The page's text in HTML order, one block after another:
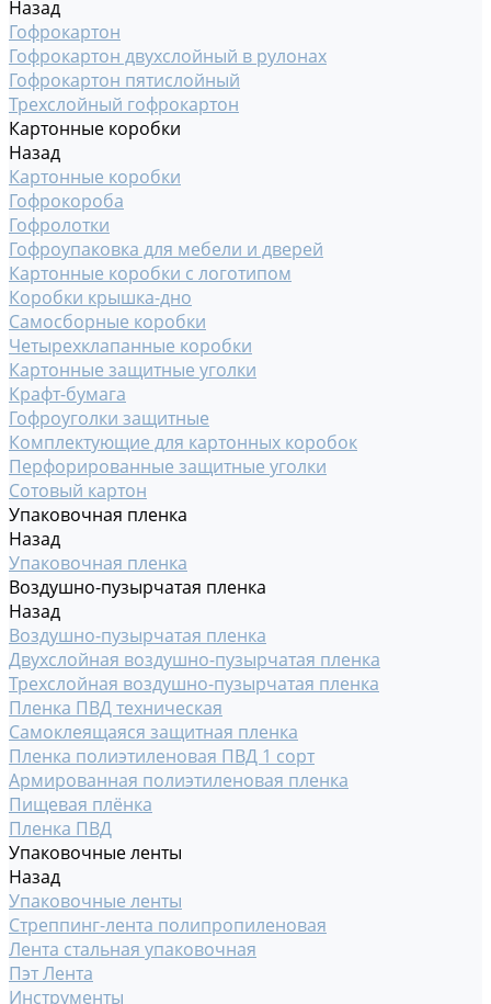
Назад
Гофрокартон
Гофрокартон двухслойный в рулонах
Гофрокартон пятислойный
Трехслойный гофрокартон
Картонные коробки
Назад
Картонные коробки
Гофрокороба
Гофролотки
Гофроупаковка для мебели и дверей
Картонные коробки с логотипом
Коробки крышка-дно
Самосборные коробки
Четырехклапанные коробки
Картонные защитные уголки
Крафт-бумага
Гофроуголки защитные
Комплектующие для картонных коробок
Перфорированные защитные уголки
Сотовый картон
Упаковочная пленка
Назад
Упаковочная пленка
Воздушно-пузырчатая пленка
Назад
Воздушно-пузырчатая пленка
Двухслойная воздушно-пузырчатая пленка
Трехслойная воздушно-пузырчатая пленка
Пленка ПВД техническая
Самоклеящаяся защитная пленка
Пленка полиэтиленовая ПВД 1 сорт
Армированная полиэтиленовая пленка
Пищевая плёнка
Пленка ПВД
Упаковочные ленты
Назад
Упаковочные ленты
Стреппинг-лента полипропиленовая
Лента стальная упаковочная
Пэт Лента
Инструменты